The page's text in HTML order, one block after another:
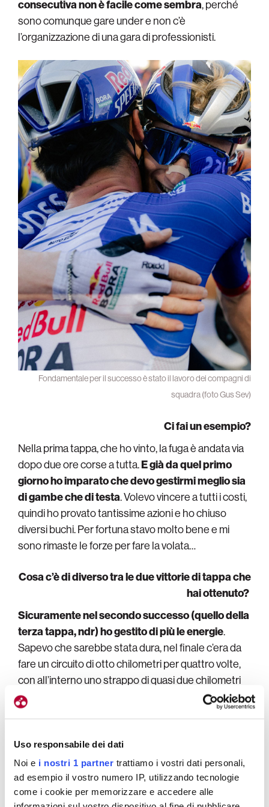
Uso responsabile dei dati
Noi e i nostri 1 partner trattiamo i vostri dati personali,
ad esempio il vostro numero IP, utilizzando tecnologie
come i cookie per memorizzare e accedere alle
consecutiva non è facile come sembra, perché
sono comunque gare under e non c’è
l’organizzazione di una gara di professionisti.
Fondamentale per il successo è stato il lavoro dei compagni di
squadra (foto Gus Sev)
Ci fai un esempio?
Nella prima tappa, che ho vinto, la fuga è andata via
dopo due ore corse a tutta.E già da quel primo
giorno ho imparato che devo gestirmi meglio sia
di gambe che di testa. Volevo vincere a tutti i costi,
quindi ho provato tantissime azioni e ho chiuso
diversi buchi. Per fortuna stavo molto bene e mi
sono rimaste le forze per fare la volata…
Cosa c’è di diverso tra le due vittorie di tappa che
hai ottenuto?
Sicuramente nel secondo successo (quello della
terza tappa, ndr) ho gestito di più le energie.
Sapevo che sarebbe stata dura, nel finale c’era da
fare un circuito di otto chilometri per quattro volte,
con all’interno uno strappo di quasi due chilometri
molto impegnativo.
Lì mi sono reso conto di aver
tenuto duro di testa
, perché volevo vincere.